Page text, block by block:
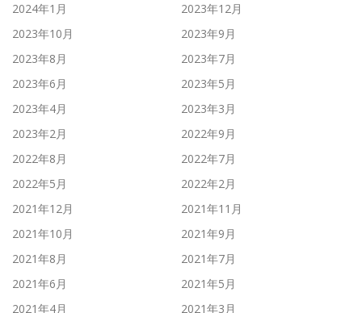
2024年1月
2023年12月
2023年10月
2023年9月
2023年8月
2023年7月
2023年6月
2023年5月
2023年4月
2023年3月
2023年2月
2022年9月
2022年8月
2022年7月
2022年5月
2022年2月
2021年12月
2021年11月
2021年10月
2021年9月
2021年8月
2021年7月
2021年6月
2021年5月
2021年4月
2021年3月